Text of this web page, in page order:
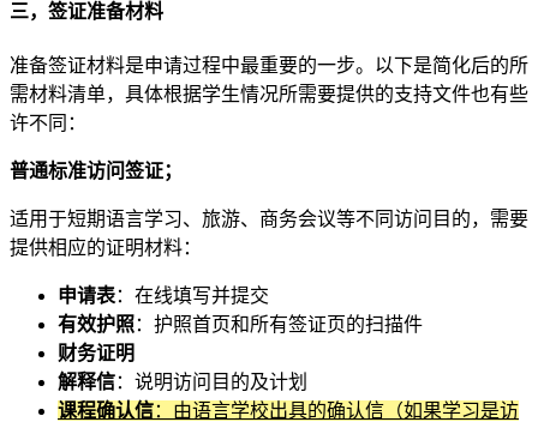
三，签证准备材料
准备签证材料是申请过程中最重要的一步。以下是简化后的所
需材料清单，具体根据学生情况所需要提供的支持文件也有些
许不同：
普通标准访问签证；
适用于短期语言学习、旅游、商务会议等不同访问目的，需要
提供相应的证明材料：
申请表：在线填写并提交
有效护照：护照首页和所有签证页的扫描件
财务证明
解释信：说明访问目的及计划
课程确认信：由语言学校出具的确认信（如果学习是访